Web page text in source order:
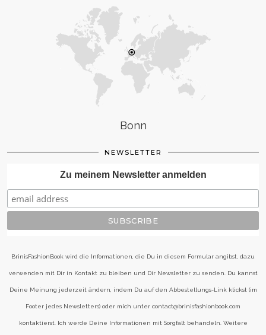
Bonn
NEWSLETTER
Zu meinem Newsletter anmelden
BrinisFashionBook wird die Informationen, die Du in diesem Formular angibst, dazu
verwenden mit Dir in Kontakt zu bleiben und Dir Newsletter zu senden. Du kannst
Deine Meinung jederzeit ändern, indem Du auf den Abbestellungs-Link klickst (im
Footer jedes Newsletters) oder mich unter contact@brinisfashionbook.com
kontaktierst. Ich werde Deine Informationen mit Sorgfalt behandeln. Weitere